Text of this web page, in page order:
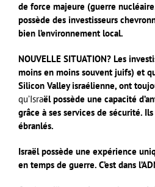
de force majeure (guerre
possède des investisseurs
bien l’environnement local.
NOUVELLE SITUATION? Les
moins en moins souvent juifs) et
Silicon Valley israélienne, ont
qu’Israël possède une capacité
grâce à ses services de sécurité.
ébranlés.
Israël possède une expérience
en temps de guerre. C’est dans